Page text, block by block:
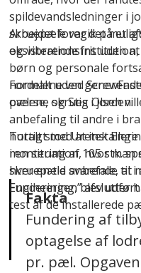
spildevandsledninger i
skruepæle var det
og vibrationsfrit uden
Arbejdet foregik på et
eksisterende
børn og personale
normalt uden
pælene skrues i jorden.
Fordelene ved
overse, og Stig Olsen
anbefaling til andre i
hurtigt med at
i en situation, hvor man
hver en tid anbefale, at
Engineering,” afslutter
Totalt stod Uretek
montering af 105 stk.
skruepæle svarende til i
Funderingen blev
test af de installerede
Fakta
Fundering af
optagelse af
pr. pæl.